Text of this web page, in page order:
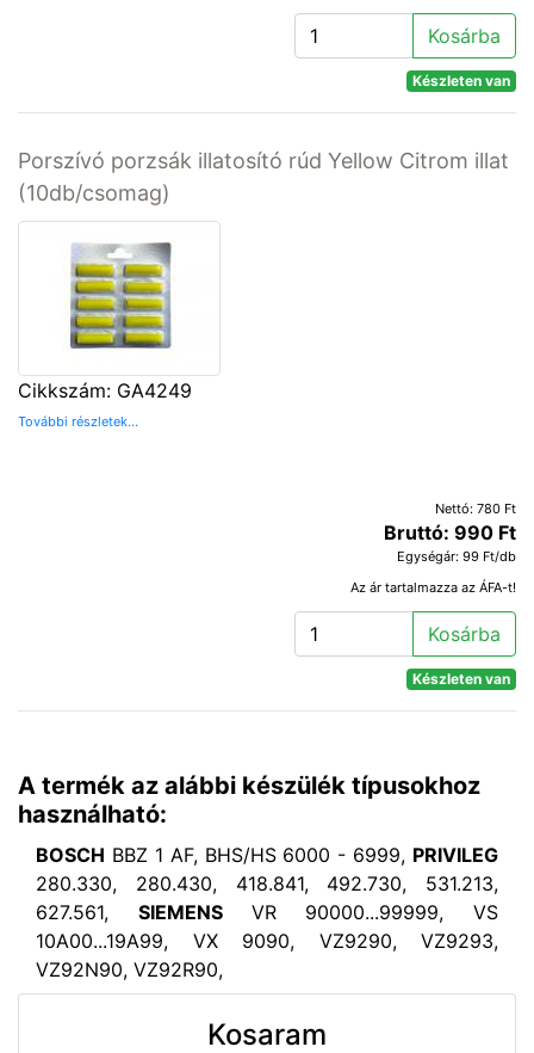
Kosárba
Készleten van
Porszívó porzsák illatosító rúd Yellow Citrom illat
(10db/csomag)
Cikkszám: GA4249
További részletek...
Nettó: 780 Ft
Bruttó: 990 Ft
Egységár: 99 Ft/db
Az ár tartalmazza az ÁFA-t!
Kosárba
Készleten van
A termék az alábbi készülék típusokhoz
használható:
BOSCH BBZ 1 AF, BHS/HS 6000 - 6999, PRIVILEG
280.330, 280.430, 418.841, 492.730, 531.213,
627.561, SIEMENS VR 90000...99999, VS
10A00...19A99, VX 9090, VZ9290, VZ9293,
VZ92N90, VZ92R90,
Kosaram